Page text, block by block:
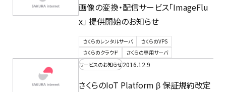
画像の変換・配信サービス「ImageFlu
x」 提供開始のお知らせ
さくらのレンタルサーバ
さくらのVPS
さくらのクラウド
さくらの専用サーバ
サービスのお知らせ2016.12.9
さくらのIoT Platform β 保証規約改定